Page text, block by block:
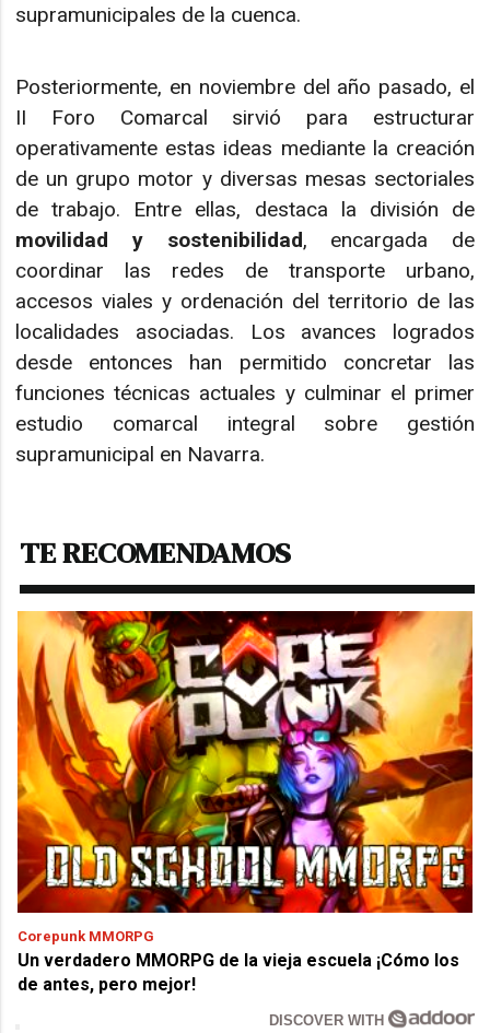
supramunicipales de la cuenca.
Posteriormente, en noviembre del año pasado, el
II Foro Comarcal sirvió para estructurar
operativamente estas ideas mediante la creación
de un grupo motor y diversas mesas sectoriales
de trabajo. Entre ellas, destaca la división de
movilidad y sostenibilidad, encargada de
coordinar las redes de transporte urbano,
accesos viales y ordenación del territorio de las
localidades asociadas. Los avances logrados
desde entonces han permitido concretar las
funciones técnicas actuales y culminar el primer
estudio comarcal integral sobre gestión
supramunicipal en Navarra.
TE RECOMENDAMOS
Corepunk MMORPG
Un verdadero MMORPG de la vieja escuela ¡Cómo los
de antes, pero mejor!
DISCOVER WITH